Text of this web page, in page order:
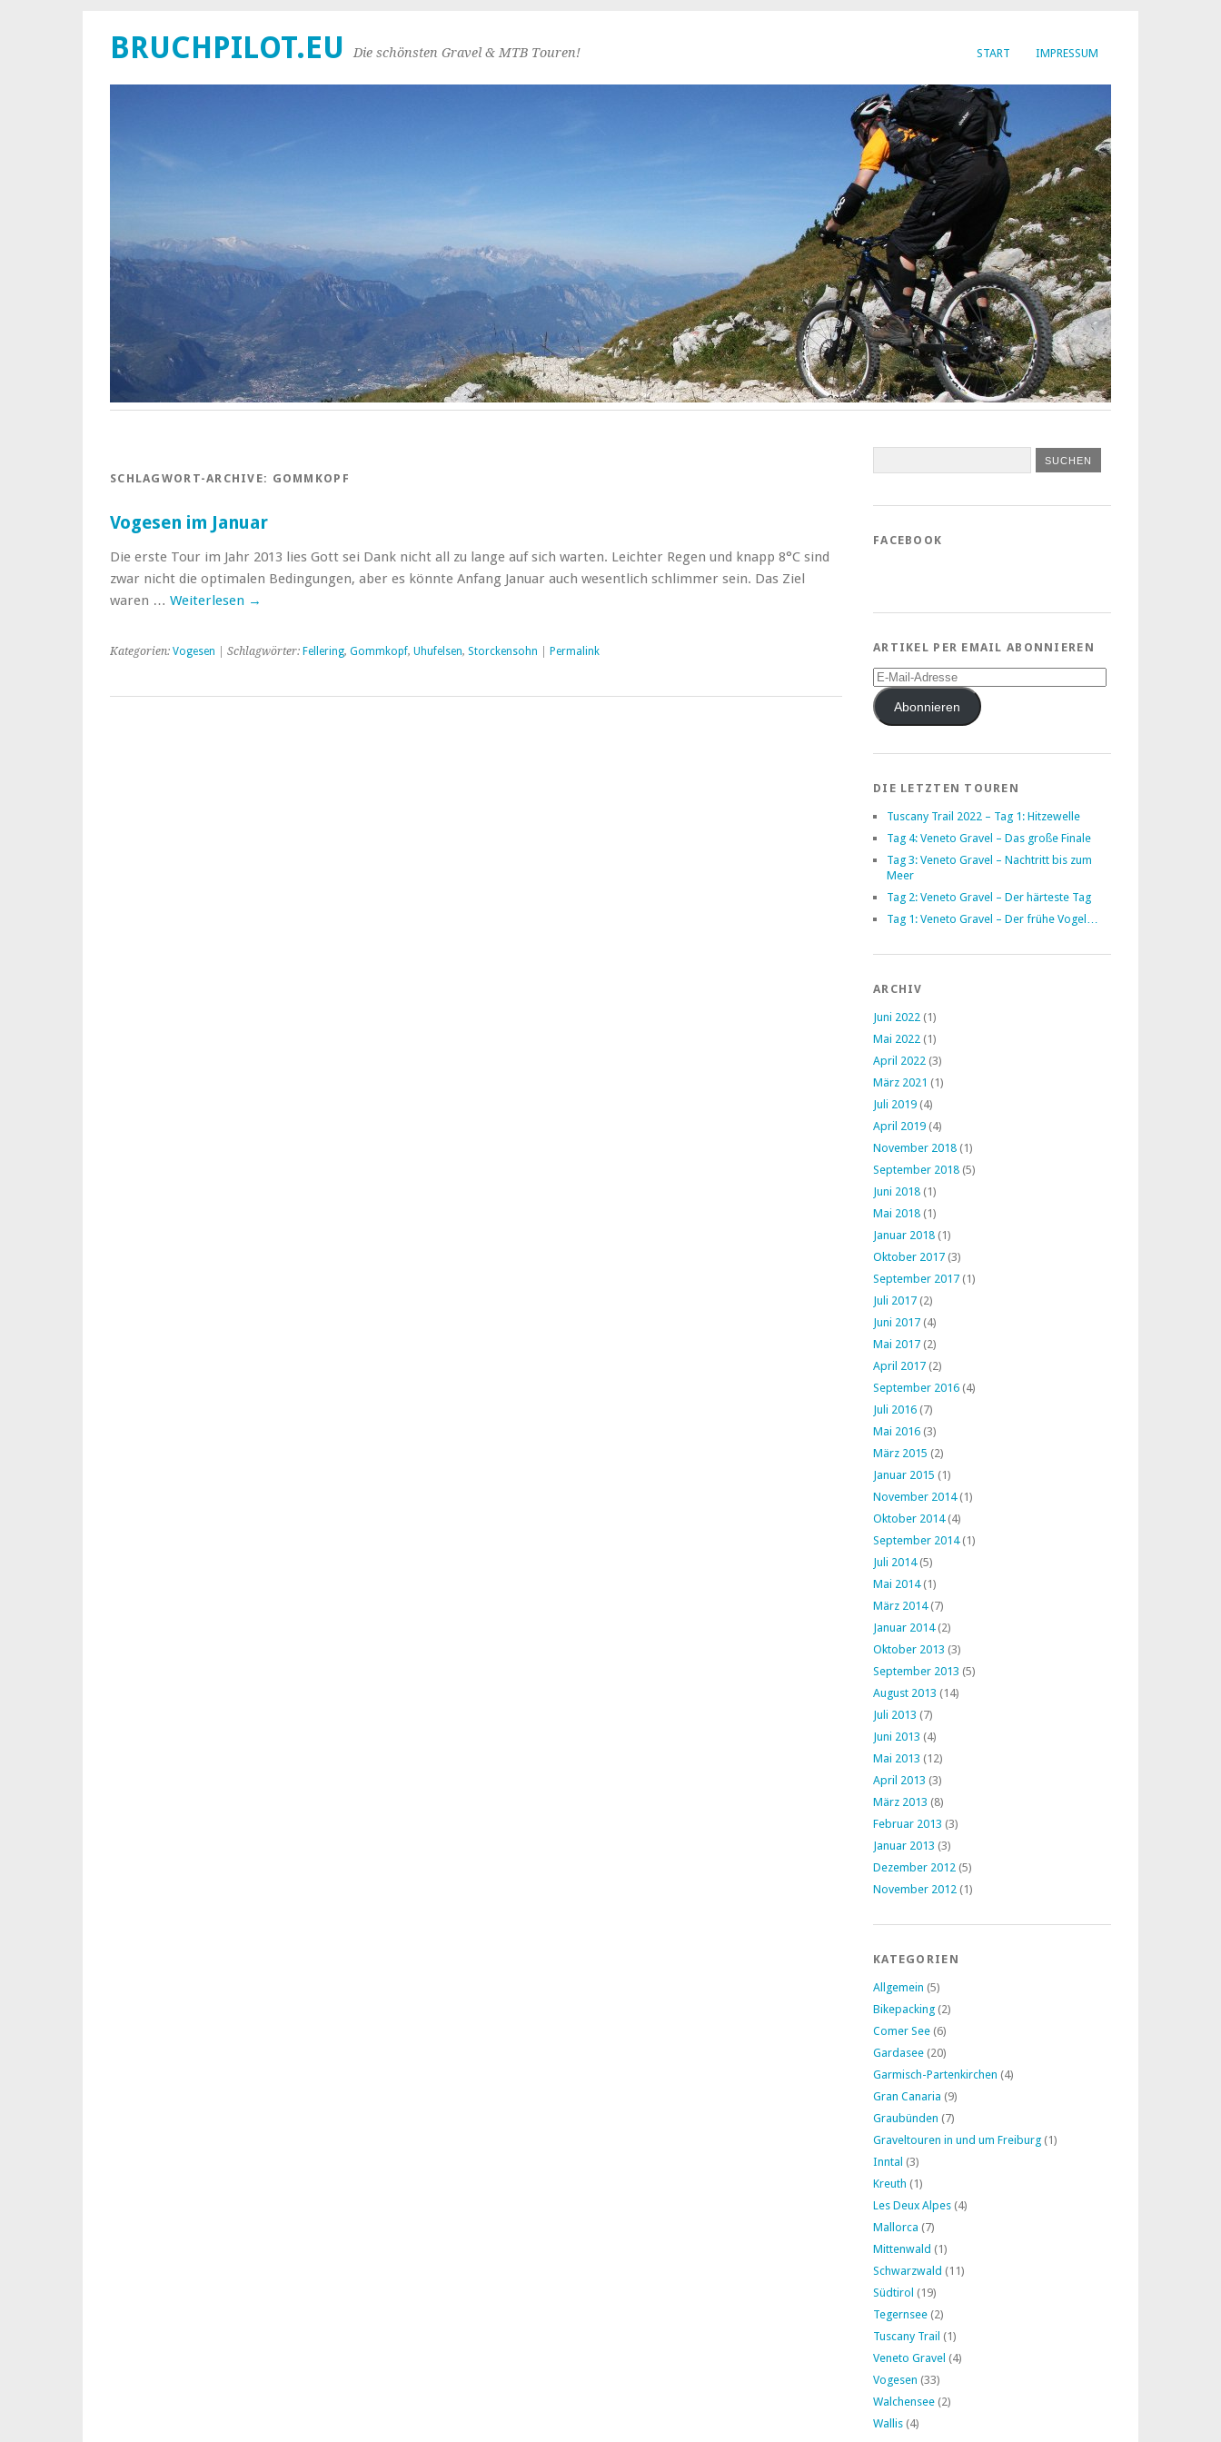
START IMPRESSUM
BRUCHPILOT.EU Die schönsten Gravel & MTB Touren!
SCHLAGWORT-ARCHIVE: GOMMKOPF
Vogesen im Januar
Die erste Tour im Jahr 2013 lies Gott sei Dank nicht all zu lange auf sich warten. Leichter Regen und knapp 8°C sind
zwar nicht die optimalen Bedingungen, aber es könnte Anfang Januar auch wesentlich schlimmer sein. Das Ziel
waren … Weiterlesen →
Kategorien: Vogesen | Schlagwörter: Fellering, Gommkopf, Uhufelsen, Storckensohn Permalink
FACEBOOK
ARTIKEL PER EMAIL ABONNIEREN
E-
Mail-
AdresseAbonnieren
DIE LETZTEN TOUREN
Tuscany Trail 2022 – Tag 1: Hitzewelle
Tag 4: Veneto Gravel – Das große Finale
Tag 3: Veneto Gravel – Nachtritt bis zum
Meer
Tag 2: Veneto Gravel – Der härteste Tag
Tag 1: Veneto Gravel – Der frühe Vogel…
ARCHIV
Juni 2022 (1)
Mai 2022 (1)
April 2022 (3)
März 2021 (1)
Juli 2019 (4)
April 2019 (4)
November 2018 (1)
September 2018 (5)
Juni 2018 (1)
Mai 2018 (1)
Januar 2018 (1)
Oktober 2017 (3)
September 2017 (1)
Juli 2017 (2)
Juni 2017 (4)
Mai 2017 (2)
April 2017 (2)
September 2016 (4)
Juli 2016 (7)
Mai 2016 (3)
März 2015 (2)
Januar 2015 (1)
November 2014(1)
Oktober 2014(4)
September 2014(1)
Juli 2014(5)
Mai 2014(1)
März 2014(7)
Januar 2014(2)
Oktober 2013 (3)
September 2013 (5)
August 2013 (14)
Juli 2013 (7)
Juni 2013 (4)
Mai 2013 (12)
April 2013 (3)
März 2013 (8)
Februar 2013 (3)
Januar 2013 (3)
Dezember 2012 (5)
November 2012 (1)
KATEGORIEN
Allgemein (5)
Bikepacking (2)
Comer See (6)
Gardasee (20)
Garmisch-Partenkirchen (4)
Gran Canaria (9)
Graubünden (7)
Graveltouren in und um Freiburg (1)
Inntal (3)
Kreuth (1)
Les Deux Alpes (4)
Mallorca (7)
Mittenwald (1)
Schwarzwald (11)
Südtirol (19)
Tegernsee (2)
Tuscany Trail (1)
Veneto Gravel (4)
Vogesen (33)
Walchensee (2)
Wallis (4)